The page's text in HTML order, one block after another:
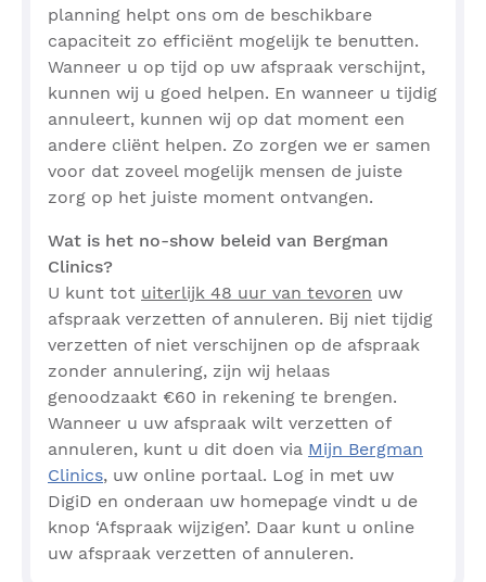
planning helpt ons om de beschikbare
capaciteit zo efficiënt mogelijk te benutten.
Wanneer u op tijd op uw afspraak verschijnt,
kunnen wij u goed helpen. En wanneer u tijdig
annuleert, kunnen wij op dat moment een
andere cliënt helpen. Zo zorgen we er samen
voor dat zoveel mogelijk mensen de juiste
zorg op het juiste moment ontvangen.
Wat is het no-show beleid van Bergman
Clinics?
U kunt tot uiterlijk 48 uur van tevoren uw
afspraak verzetten of annuleren. Bij niet tijdig
verzetten of niet verschijnen op de afspraak
zonder annulering, zijn wij helaas
genoodzaakt €60 in rekening te brengen.
Wanneer u uw afspraak wilt verzetten of
annuleren, kunt u dit doen via Mijn Bergman
Clinics, uw online portaal. Log in met uw
DigiD en onderaan uw homepage vindt u de
knop ‘Afspraak wijzigen’. Daar kunt u online
uw afspraak verzetten of annuleren.